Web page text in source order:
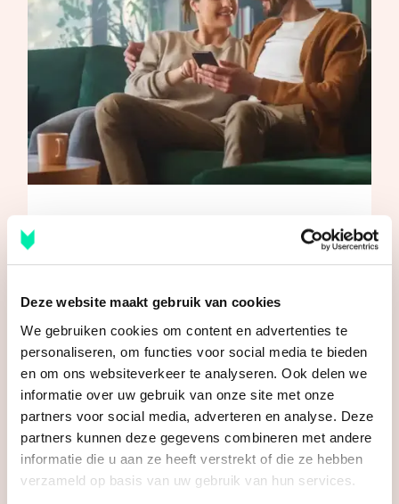
Deze website maakt gebruik van cookies
We gebruiken cookies om content en advertenties te
personaliseren, om functies voor social media te bieden
en om ons websiteverkeer te analyseren. Ook delen we
informatie over uw gebruik van onze site met onze
partners voor social media, adverteren en analyse. Deze
partners kunnen deze gegevens combineren met andere
informatie die u aan ze heeft verstrekt of die ze hebben
verzameld op basis van uw gebruik van hun services.
Bekijk andere artikelen
Recente artikelen